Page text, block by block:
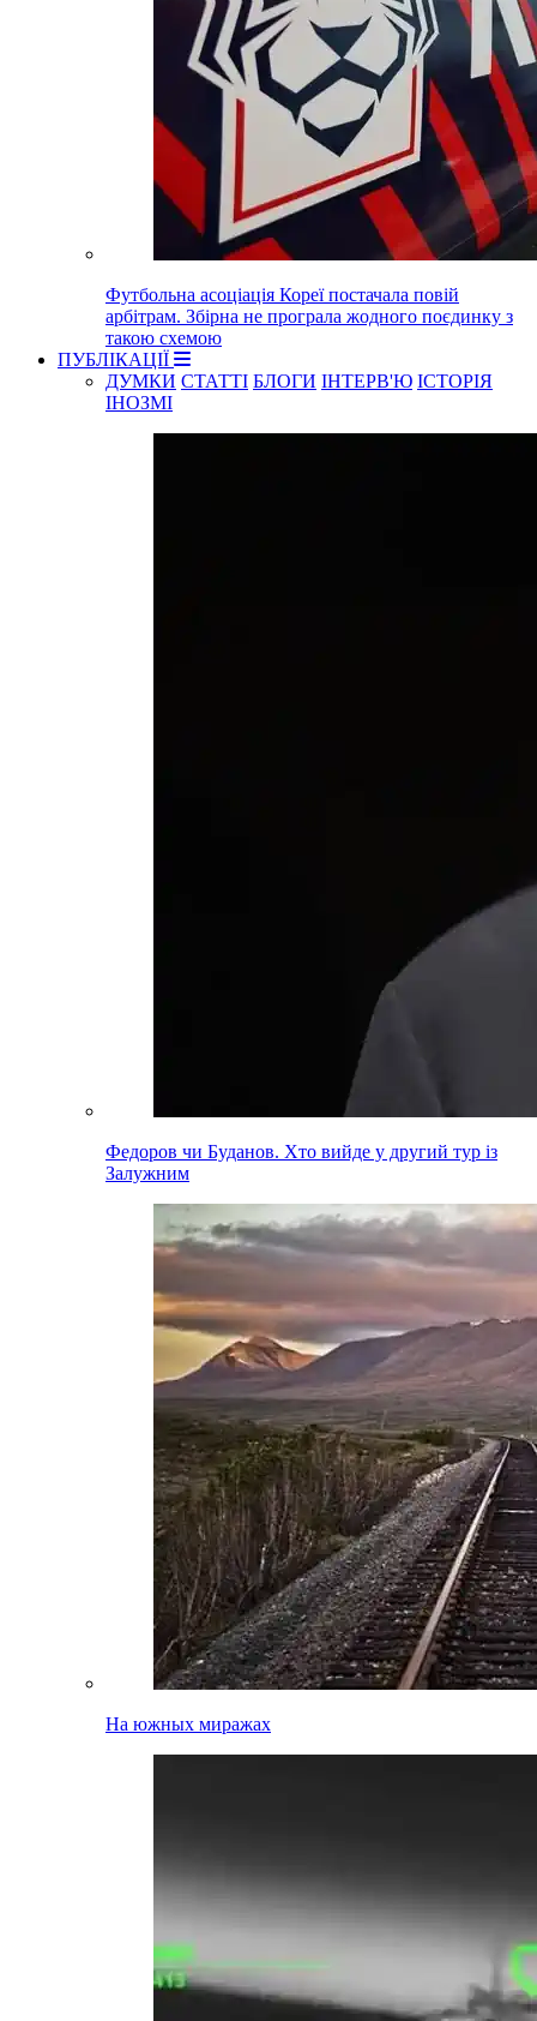
Футбольна асоціація Кореї постачала повій
арбітрам. Збірна не програла жодного поєдинку з
такою схемою
ПУБЛІКАЦІЇ
ДУМКИ СТАТТІ БЛОГИ ІНТЕРВ'Ю ІСТОРІЯ
ІНОЗМІ
Федоров чи Буданов. Хто вийде у другий тур із
Залужним
На южных миражах